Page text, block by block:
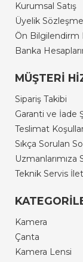
Kurumsal Satış
Üyelik
Ön Bilgilendirm
Banka
MÜŞTERI
Sipariş Takibi
Garanti ve İade
Teslimat
Sıkça Sorulan
Uzmanlarımıza
Teknik Servis
Kamera
Çanta
Kamera Lensi